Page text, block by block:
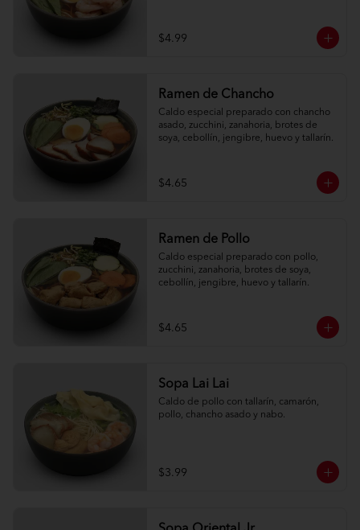
$4.99
Ramen de Chancho
Caldo especial preparado con chancho
asado, zucchini, zanahoria, brotes de
soya, cebollín, jengibre, huevo y tallarín.
$4.65
Ramen de Pollo
Caldo especial preparado con pollo,
zucchini, zanahoria, brotes de soya,
cebollín, jengibre, huevo y tallarín.
$4.65
Sopa Lai Lai
Caldo de pollo con tallarín, camarón,
pollo, chancho asado y nabo.
$3.99